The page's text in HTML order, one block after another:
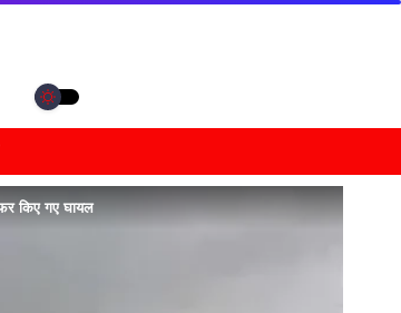
किए गए घायल